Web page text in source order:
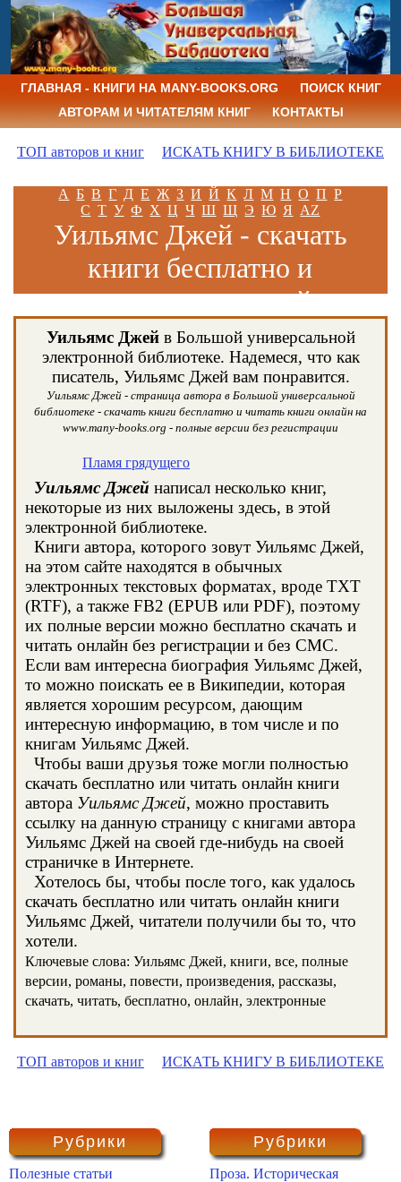
ГЛАВНАЯ - КНИГИ НА MANY-BOOKS.ORG
ПОИСК КНИГ
АВТОРАМ И ЧИТАТЕЛЯМ КНИГ
КОНТАКТЫ
ТОП авторов и книг ИСКАТЬ КНИГУ В БИБЛИОТЕКЕ
А Б В Г Д Е Ж З И Й К Л М Н О П Р
С Т У Ф Х Ц Ч Ш Щ Э Ю Я AZ
Уильямс Джей - скачать
книги бесплатно и
читать книги онлайн
Уильямс Джейв Большой универсальной
электронной библиотеке. Надемеся, что как
писатель, Уильямс Джей вам понравится.
Уильямс Джей - страница автора в Большой универсальной
библиотеке - скачать книги бесплатно и читать книги онлайн на
www.many-books.org - полные версии без регистрации
Пламя грядущего
Уильямс Джей написал несколько книг,
некоторые из них выложены здесь, в этой
электронной библиотеке.
Книги автора, которого зовут Уильямс Джей,
на этом сайте находятся в обычных
электронных текстовых форматах, вроде TXT
(RTF), а также FB2 (EPUB или PDF), поэтому
их полные версии можно бесплатно скачать и
читать онлайн без регистрации и без СМС.
Если вам интересна биография Уильямс Джей,
то можно поискать ее в Википедии, которая
является хорошим ресурсом, дающим
интересную информацию, в том числе и по
книгам Уильямс Джей.
Чтобы ваши друзья тоже могли полностью
скачать бесплатно или читать онлайн книги
автора Уильямс Джей, можно проставить
ссылку на данную страницу с книгами автора
Уильямс Джей на своей где-нибудь на своей
страничке в Интернете.
Хотелось бы, чтобы после того, как удалось
скачать бесплатно или читать онлайн книги
Уильямс Джей, читатели получили бы то, что
хотели.
Ключевые слова: Уильямс Джей, книги, все, полные
версии, романы, повести, произведения, рассказы,
скачать, читать, бесплатно, онлайн, электронные
ТОП авторов и книг ИСКАТЬ КНИГУ В БИБЛИОТЕКЕ
Рубрики
Полезные статьи
Рубрики
Проза. Историческая